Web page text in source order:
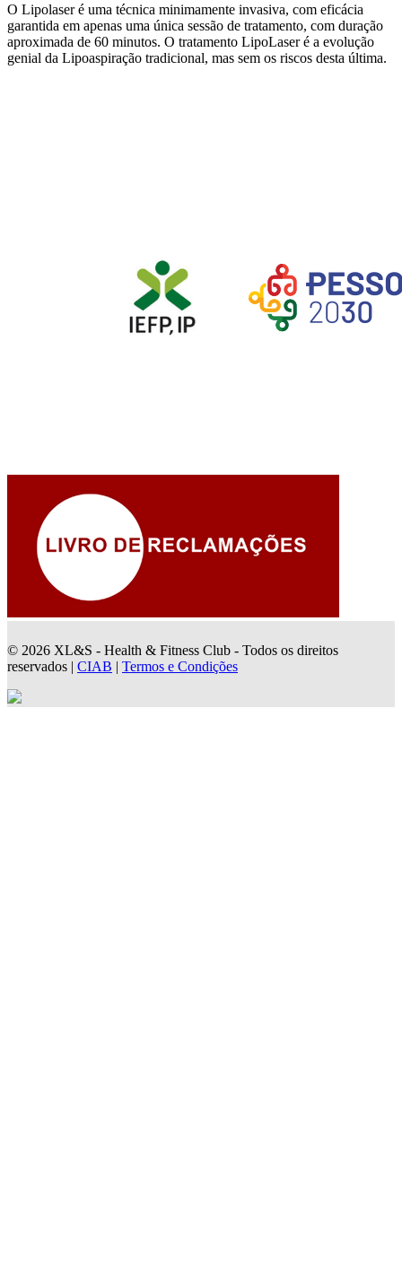
O Lipolaser é uma técnica minimamente invasiva, com eficácia
garantida em apenas uma única sessão de tratamento, com duração
aproximada de 60 minutos. O tratamento LipoLaser é a evolução
genial da Lipoaspiração tradicional, mas sem os riscos desta última.
© 2026 XL&S - Health & Fitness Club - Todos os direitos
reservados | CIAB | Termos e Condições